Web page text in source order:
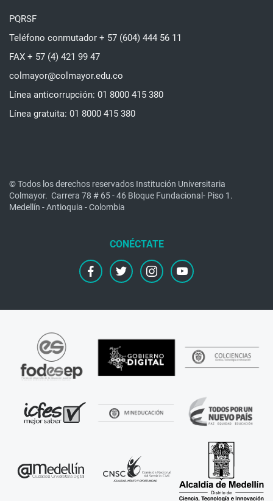
PQRSF
Teléfono conmutador + 57 (604) 444 56 11
FAX + 57 (4) 421 99 47
colmayor@colmayor.edu.co
Línea anticorrupción: 01 8000 415 380
Línea gratuita: 01 8000 415 380
© Todos los derechos reservados Institución Universitaria
Colmayor. Carrera 78 # 65 - 46 Bloque Fundacional- Piso 1.
Medellín - Antioquia - Colombia